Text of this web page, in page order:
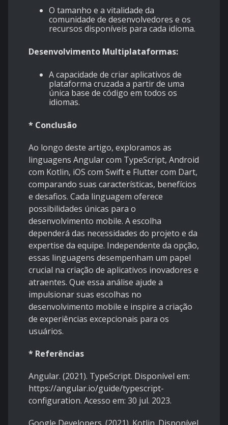
O tamanho e a vitalidade da
comunidade de desenvolvedores e os
recursos disponíveis para cada idioma.
Desenvolvimento Multiplataformas:
A capacidade de criar aplicativos de
plataforma cruzada a partir de uma
única base de código em todos os
idiomas.
* Conclusão
Ao longo deste artigo, exploramos as
linguagens Angular com TypeScript, Android
com Kotlin, iOS com Swift e Flutter com Dart,
comparando suas características, benefícios
e desafios. Cada linguagem oferece
possibilidades únicas para o
desenvolvimento mobile. A escolha
dependerá das necessidades do projeto e da
expertise da equipe. Independente da opção,
essas linguagens desempenham um papel
crucial na criação de aplicativos inovadores e
atraentes. Que essa análise ajude a
impulsionar suas escolhas no
desenvolvimento mobile e inspire a criação
de experiências excepcionais para os
usuários.
* Referências
Angular. (2021). TypeScript. Disponível em:
https://angular.io/guide/typescript-
configuration. Acesso em: 30 jul. 2023.